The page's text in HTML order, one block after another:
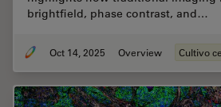
brightfield, phase contrast, and…
Oct 14, 2025 Overview Cultivo